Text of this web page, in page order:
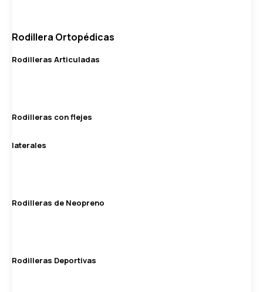
Rodillera Ortopédicas
Rodilleras Articuladas
Rodilleras con flejes
laterales
Rodilleras de Neopreno
Rodilleras Deportivas